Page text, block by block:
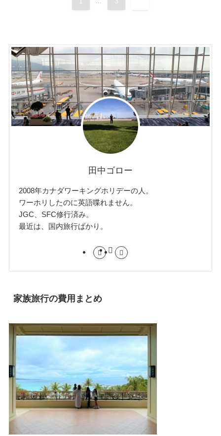
田中ゴロー
2008年カナダワーキングホリデーの人。
ワーホリしたのに英語喋れません。
JGC、SFC修行済み。
最近は、国内旅行ばかり。
家族旅行の費用まとめ